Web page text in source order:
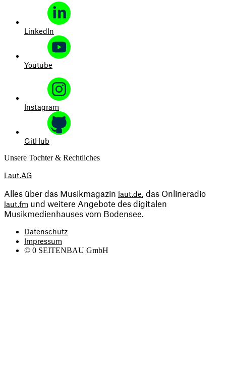
LinkedIn
Youtube
Instagram
GitHub
Unsere Tochter & Rechtliches
Laut.AG
Alles über das Musikmagazin laut.de
laut.fm und weitere Angebote des digitalen
Musikmedienhauses vom Bodensee.
Datenschutz
Impressum
© 0 SEITENBAU GmbH